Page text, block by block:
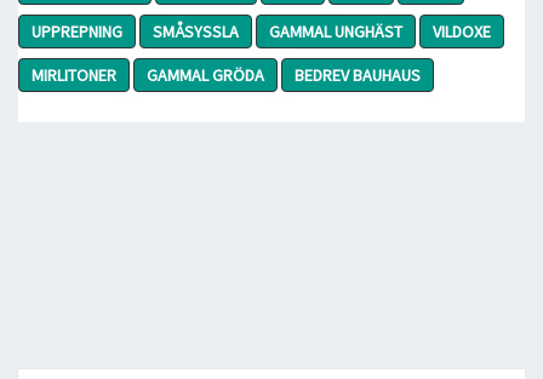
UPPREPNING
SMÅSYSSLA GAMMAL UNGHÄST
VILDOXE
MIRLITONER
GAMMAL GRÖDA BEDREV BAUHAUS